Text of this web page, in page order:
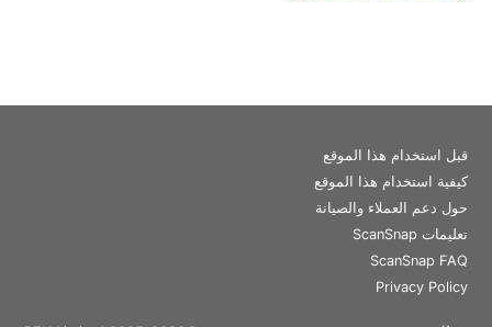
قبل استخدام هذا الموقع
كيفية استخدام هذا الموقع
حول دعم العملاء والصيانة
تعليمات ScanSnap
ScanSnap FAQ
Privacy Policy